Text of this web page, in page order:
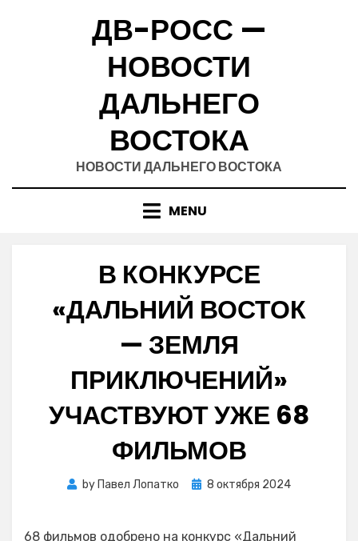
ДВ-РОСС —
НОВОСТИ
ДАЛЬНЕГО
ВОСТОКА
НОВОСТИ ДАЛЬНЕГО ВОСТОКА
MENU
В КОНКУРСЕ
«ДАЛЬНИЙ ВОСТОК
— ЗЕМЛЯ
ПРИКЛЮЧЕНИЙ»
УЧАСТВУЮТ УЖЕ 68
ФИЛЬМОВ
by Павел Лопатко
Posted
8 октября 2024
68 фильмов одобрено на конкурс «Дальний